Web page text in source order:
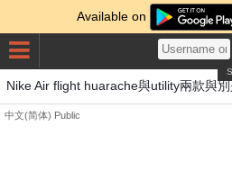
Available on
Nike Air flight huarache與utility兩款與
中文(简体) Public